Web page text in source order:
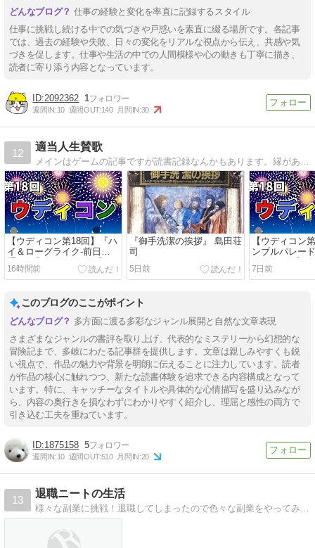
仕事の経験と変化を率直に記録するスタイル
仕事に挑戦し続ける中での気づきや戸惑いを素直に綴る場所です。各記事
では、過去の経験や失敗、日々の変化をリアルな視点から伝え、共感や気
づきを促します。仕事や生活の中での人間模様や心の動きも丁寧に描き、
読者に寄り添う内容となっています。
2092362 1
週間IN:10 週間OUT:140 月間IN:30
12
適当人生賛歌
【ウディコン第18回】『ハ
イ＆ローグライク-前日
譚-』/『RIMWING』/『エ
ルナと巡る刻』/『NPC（宿
しゃら勇者』/『ハトに逃げ
られました。』
16時間前
『御手洗潔の挨拶』 島田荘
司
5日前
【ウディコン
ンブルパレー
アール』/『グ
リーの緑化活
7日前
このブログのここがポイント
多方面に渡る多彩なジャンル展開と自然な文章表現
さまざまなジャンルの書評を取り上げ、代表的なミステリーから幻想的な
冒険記まで、多岐にわたる記事群を提供します。文章は親しみやすくも鋭
い視点で、作品の魅力や背景を明朗に伝えることに注力しています。読者
が作品の核心に触れつつ、新たな読書体験を追求できる内容構成となって
います。特に、キャッチーなタイトルや具体的な心情描写を盛り込みなが
ら、内容の奥行きを損なわずにわかりやすく紹介し、理屈と感性の両方で
引き込む工夫を重ねています。
1875158 5
週間IN:10 週間OUT:510 月間IN:20
13
退職ニートの生活
様々な副業に挑戦！退職してしまったので色々な副業をやってみようと思っているニートの日記だよ！